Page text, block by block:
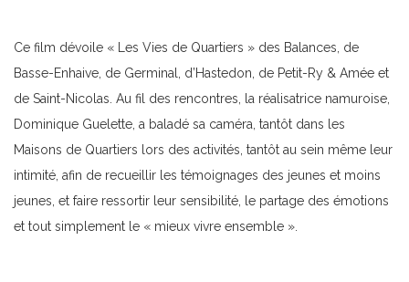
Ce film dévoile « Les Vies de Quartiers » des Balances, de
Basse-Enhaive, de Germinal, d’Hastedon, de Petit-Ry & Amée et
de Saint-Nicolas. Au fil des rencontres, la réalisatrice namuroise,
Dominique Guelette, a baladé sa caméra, tantôt dans les
Maisons de Quartiers lors des activités, tantôt au sein même leur
intimité, afin de recueillir les témoignages des jeunes et moins
jeunes, et faire ressortir leur sensibilité, le partage des émotions
et tout simplement le « mieux vivre ensemble ».